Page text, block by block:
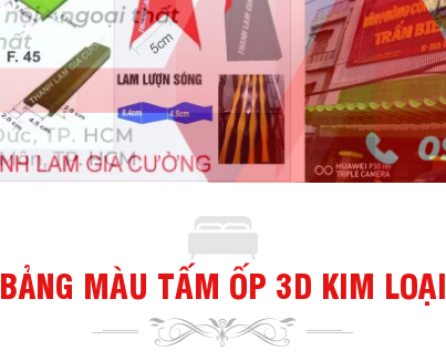
BẢNG MÀU TẤM ỐP 3D KIM LOẠI